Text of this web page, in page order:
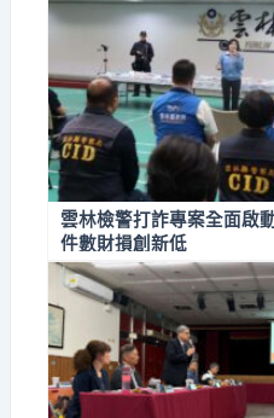
雲林檢警打詐專案全面啟
件數財損創新低